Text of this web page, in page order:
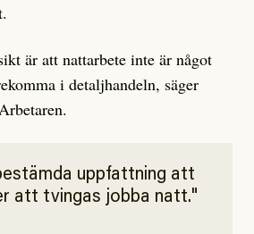
är att nattarbete inte är något
i detaljhandeln, säger
uppfattning att
att tvingas jobba natt.